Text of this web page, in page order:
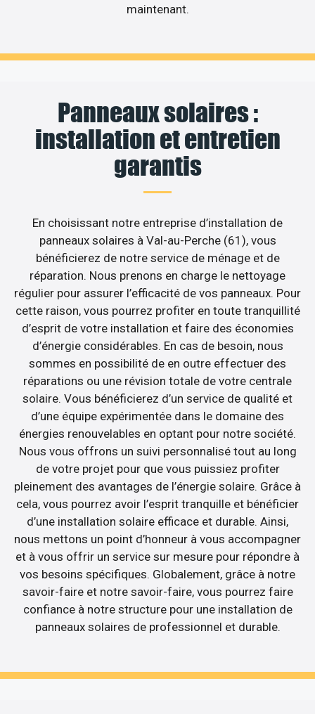
maintenant.
Panneaux solaires :
installation et entretien
garantis
En choisissant notre entreprise d’installation de
panneaux solaires à Val-au-Perche (61), vous
bénéficierez de notre service de ménage et de
réparation. Nous prenons en charge le nettoyage
régulier pour assurer l’efficacité de vos panneaux. Pour
cette raison, vous pourrez profiter en toute tranquillité
d’esprit de votre installation et faire des économies
d’énergie considérables. En cas de besoin, nous
sommes en possibilité de en outre effectuer des
réparations ou une révision totale de votre centrale
solaire. Vous bénéficierez d’un service de qualité et
d’une équipe expérimentée dans le domaine des
énergies renouvelables en optant pour notre société.
Nous vous offrons un suivi personnalisé tout au long
de votre projet pour que vous puissiez profiter
pleinement des avantages de l’énergie solaire. Grâce à
cela, vous pourrez avoir l’esprit tranquille et bénéficier
d’une installation solaire efficace et durable. Ainsi,
nous mettons un point d’honneur à vous accompagner
et à vous offrir un service sur mesure pour répondre à
vos besoins spécifiques. Globalement, grâce à notre
savoir-faire et notre savoir-faire, vous pourrez faire
confiance à notre structure pour une installation de
panneaux solaires de professionnel et durable.